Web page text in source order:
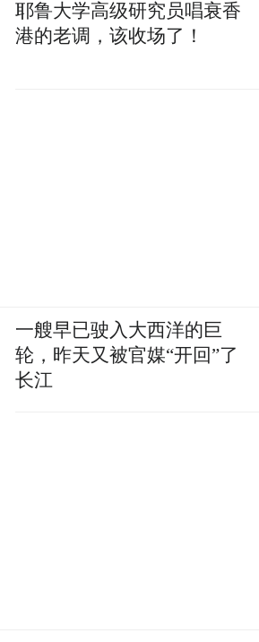
耶鲁大学高级研究员唱衰香
港的老调，该收场了！
一艘早已驶入大西洋的巨
轮，昨天又被官媒“开回”了
长江